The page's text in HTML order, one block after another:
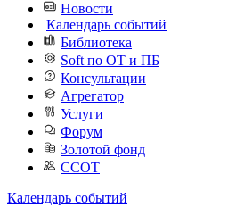
Новости
Календарь событий
Библиотека
Soft по ОТ и ПБ
Консультации
Агрегатор
Услуги
Форум
Золотой фонд
ССОТ
Календарь событий